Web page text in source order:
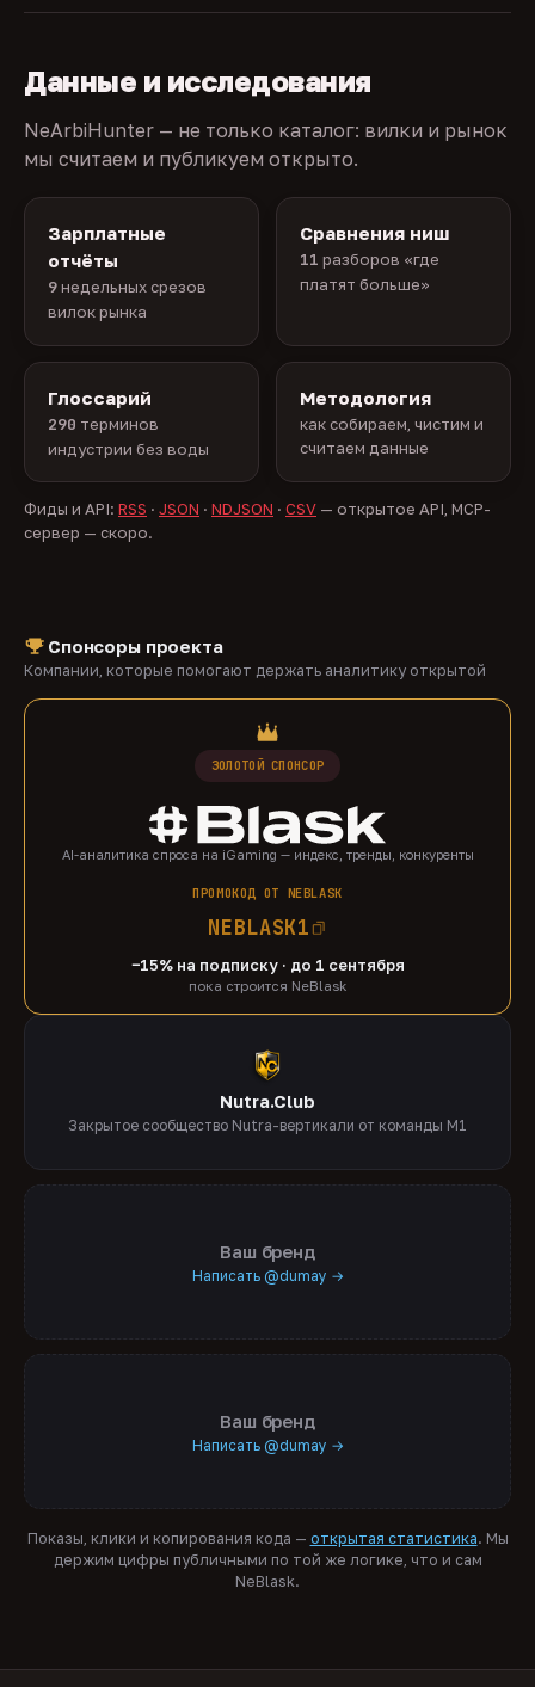
Данные и исследования
NeArbiHunter — не только каталог: вилки и рынок
мы считаем и публикуем открыто.
Зарплатные
отчёты
9недельных срезов
вилок рынка
Сравнения ниш
11 разборов «где
платят больше»
Глоссарий
290 терминов
индустрии без воды
Методология
как собираем, чистим и
считаем данные
Фиды и API: RSS · JSON · NDJSON · CSV — открытое API, MCP-
сервер — скоро.
Спонсоры проекта
Компании, которые помогают держать аналитику открытой
ЗОЛОТОЙ СПОНСОР
AI-аналитика спроса на iGaming — индекс, тренды, конкуренты
ПРОМОКОД ОТ NEBLASK
NEBLASK1
−15% на подписку · до 1 сентября
пока строится NeBlask
Nutra.Club
Закрытое сообщество Nutra-вертикали от команды M1
Ваш бренд
Написать @dumay →
Ваш бренд
Написать @dumay →
Показы, клики и копирования кода — открытая статистика. Мы
держим цифры публичными по той же логике, что и сам
NeBlask.